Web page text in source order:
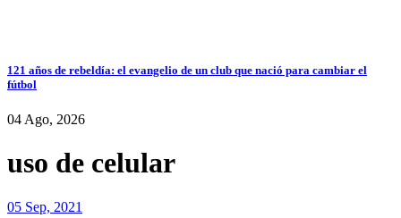
121 años de rebeldía: el evangelio de un club que nació para cambiar el
fútbol
04 Ago, 2026
uso de celular
05 Sep, 2021